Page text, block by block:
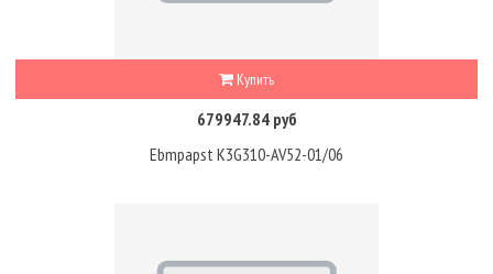
Купить
679947.84 руб
Ebmpapst K3G310-AV52-01/06